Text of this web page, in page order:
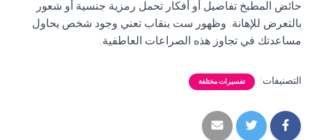
حائض المطبخ تفاصيل أو أفكار تحمل رمزية جنسية أو شعور
بالتعرض للإهانة. وظهور ست بنقاب تعني وجود شخص يحاول
مساعدتك في تجاوز هذه الصراعات العاطفية.
التصنيفات: تفسيرات مختلفة